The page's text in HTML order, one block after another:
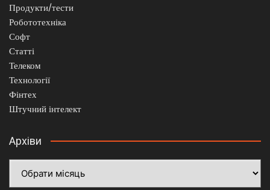
Продукти/тести
Робототехніка
Софт
Статті
Телеком
Технології
Фінтех
Штучний інтелект
Архіви